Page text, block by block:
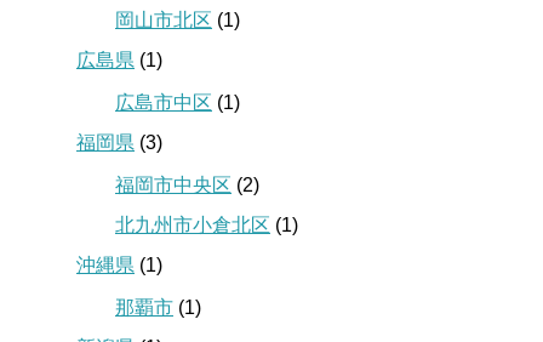
岡山市北区 (1)
広島県 (1)
広島市中区 (1)
福岡県 (3)
福岡市中央区 (2)
北九州市小倉北区 (1)
沖縄県 (1)
那覇市 (1)